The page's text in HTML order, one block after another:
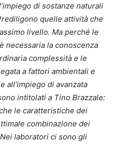
di sostanze naturali
quelle attività che
livello. Ma perché le
necessaria la conoscenza
complessità e le
a fattori ambientali e
all’impiego di avanzata
intitolati a Tino Brazzale:
le caratteristiche dei
combinazione dei
Nei laboratori ci sono gli